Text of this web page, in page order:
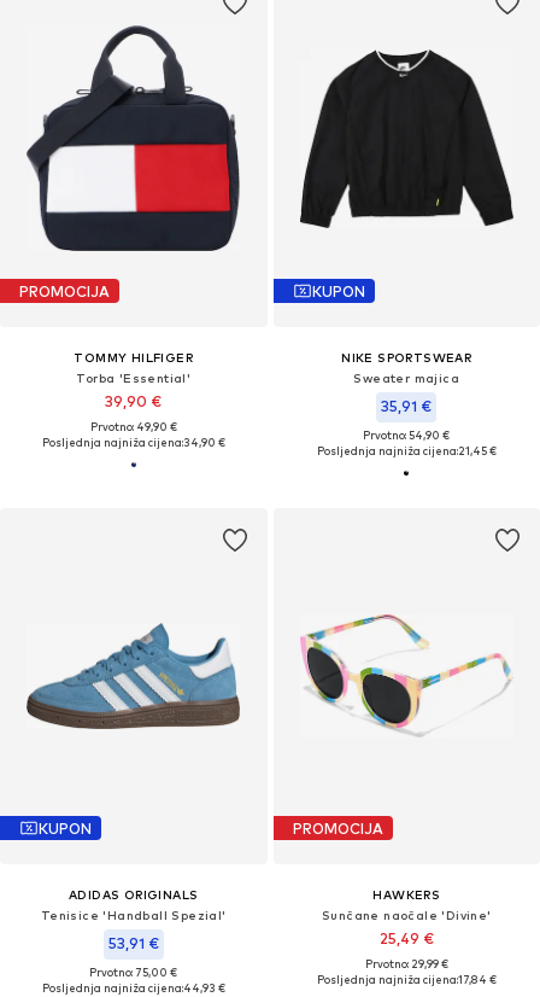
PROMOCIJA
TOMMY HILFIGER
Torba 'Essential'
39,90 €
Prvotno: 49,90 €
Posljednja najniža cijena:34,90 €
KUPON
NIKE SPORTSWEAR
Sweater majica
35,91 €
Prvotno: 54,90 €
Posljednja najniža cijena:21,45 €
KUPON
ADIDAS ORIGINALS
Tenisice 'Handball Spezial'
53,91 €
Prvotno: 75,00 €
Posljednja najniža cijena:44,93 €
PROMOCIJA
HAWKERS
Sunčane naočale 'Divine'
25,49 €
Prvotno: 29,99 €
Posljednja najniža cijena:17,84 €